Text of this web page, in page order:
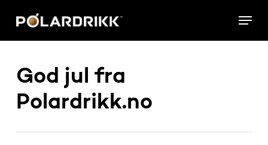
main
Menu
God jul fra
Polardrikk.no